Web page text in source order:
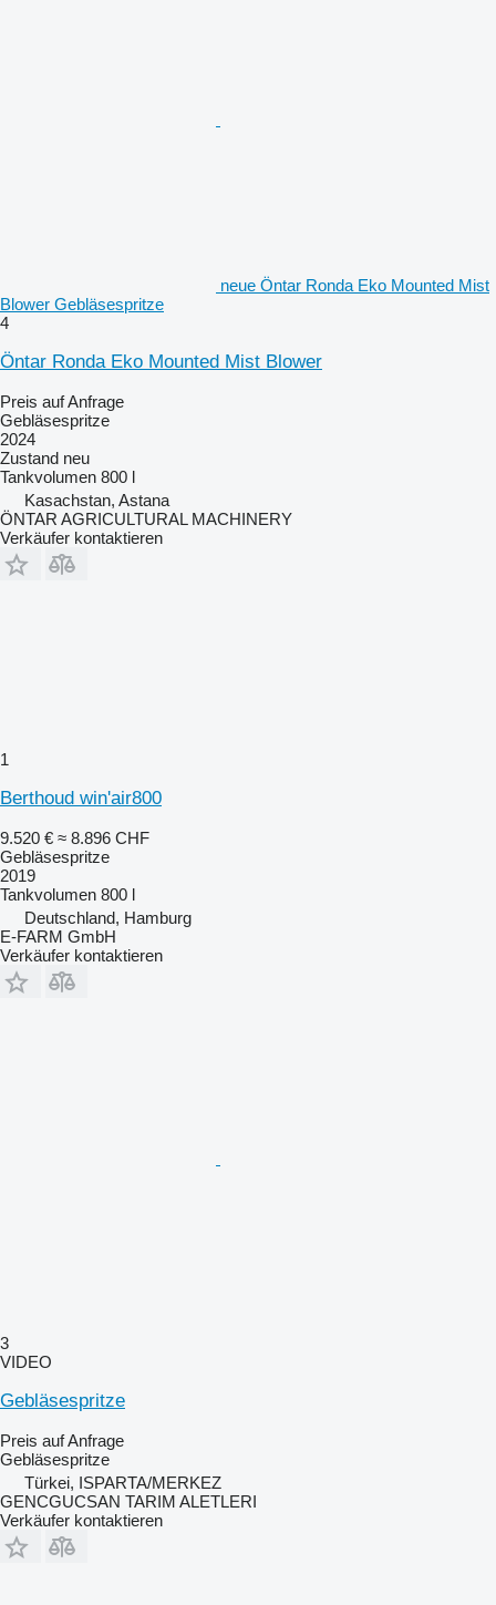
neue Öntar Ronda Eko Mounted Mist
Blower Gebläsespritze
4
Öntar Ronda Eko Mounted Mist Blower
Preis auf Anfrage
Gebläsespritze
2024
Zustand neu
Tankvolumen 800 l
Kasachstan, Astana
ÖNTAR AGRICULTURAL MACHINERY
Verkäufer kontaktieren
1
Berthoud win'air800
9.520 € ≈ 8.896 CHF
Gebläsespritze
2019
Tankvolumen 800 l
Deutschland, Hamburg
E-FARM GmbH
Verkäufer kontaktieren
3
VIDEO
Gebläsespritze
Preis auf Anfrage
Gebläsespritze
Türkei, ISPARTA/MERKEZ
GENCGUCSAN TARIM ALETLERI
Verkäufer kontaktieren